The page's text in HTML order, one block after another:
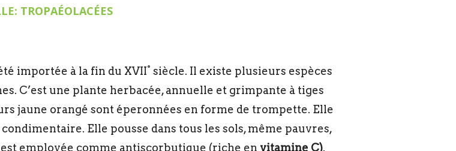
TROPAÉOLACÉES
importée à la fin du XVII° siècle. Il existe plusieurs espèces
C’est une plante herbacée, annuelle et grimpante à tiges
jaune orangé sont éperonnées en forme de trompette. Elle
Elle pousse dans tous les sols, même pauvres,
employée comme antiscorbutique (riche en vitamine C).